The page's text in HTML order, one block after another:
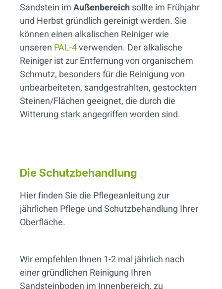
Sandstein imAußenbereichsollte im Frühjahr
und Herbst gründlich gereinigt werden. Sie
können einen alkalischen Reiniger wie
unseren PAL-4verwenden. Der alkalische
Reiniger ist zur Entfernung von organischem
Schmutz, besonders für die Reinigung von
unbearbeiteten, sandgestrahlten, gestockten
Steinen/Flächen geeignet, die durch die
Witterung stark angegriffen worden sind.
Die Schutzbehandlung
Hier finden Sie die Pflegeanleitung zur
jährlichen Pflege und Schutzbehandlung Ihrer
Oberfläche.
Wir empfehlen Ihnen 1-2 mal jährlich nach
einer gründlichen Reinigung Ihren
Sandsteinboden im Innenbereich, zu